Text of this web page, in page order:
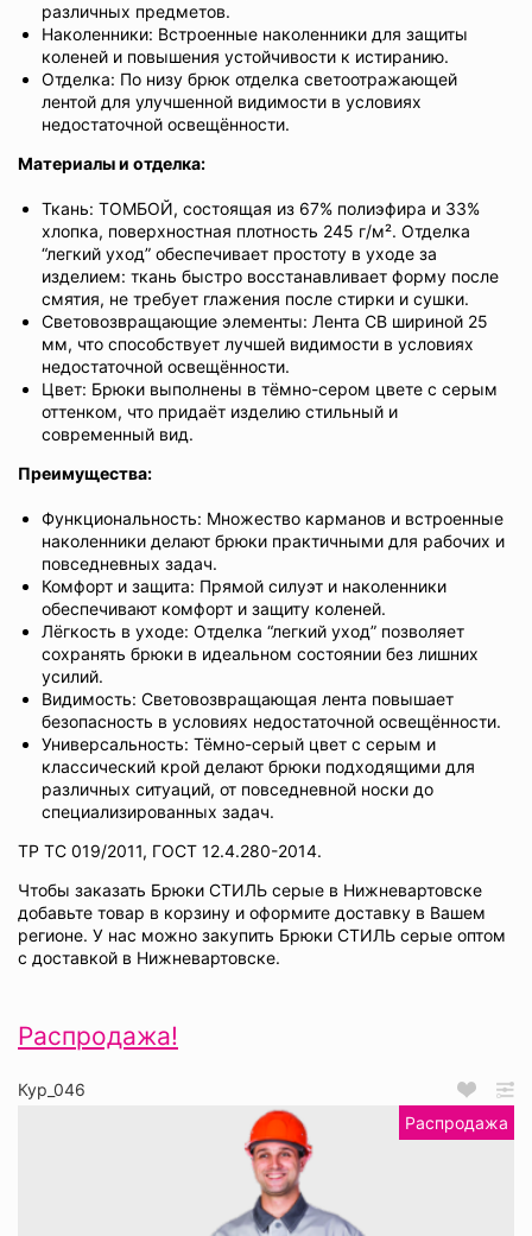
различных предметов.
Наколенники: Встроенные наколенники для защиты
коленей и повышения устойчивости к истиранию.
Отделка: По низу брюк отделка светоотражающей
лентой для улучшенной видимости в условиях
недостаточной освещённости.
Материалы и отделка:
Ткань: ТОМБОЙ, состоящая из 67% полиэфира и 33%
хлопка, поверхностная плотность 245 г/м². Отделка
“легкий уход” обеспечивает простоту в уходе за
изделием: ткань быстро восстанавливает форму после
смятия, не требует глажения после стирки и сушки.
Световозвращающие элементы: Лента СВ шириной 25
мм, что способствует лучшей видимости в условиях
недостаточной освещённости.
Цвет: Брюки выполнены в тёмно-сером цвете с серым
оттенком, что придаёт изделию стильный и
современный вид.
Преимущества:
Функциональность: Множество карманов и встроенные
наколенники делают брюки практичными для рабочих и
повседневных задач.
Комфорт и защита: Прямой силуэт и наколенники
обеспечивают комфорт и защиту коленей.
Лёгкость в уходе: Отделка “легкий уход” позволяет
сохранять брюки в идеальном состоянии без лишних
усилий.
Видимость: Световозвращающая лента повышает
безопасность в условиях недостаточной освещённости.
Универсальность: Тёмно-серый цвет с серым и
классический крой делают брюки подходящими для
различных ситуаций, от повседневной носки до
специализированных задач.
ТР ТС 019/2011, ГОСТ 12.4.280-2014.
Чтобы заказать Брюки СТИЛЬ серые в Нижневартовске
добавьте товар в корзину и оформите доставку в Вашем
регионе. У нас можно закупить Брюки СТИЛЬ серые оптом
с доставкой в Нижневартовске.
Распродажа!
Кур_046
Распродажа